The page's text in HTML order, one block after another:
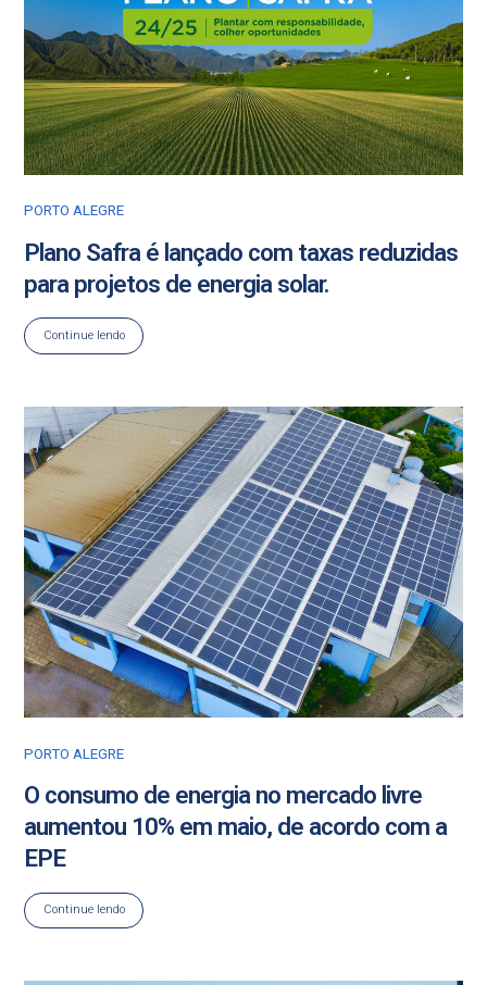
PORTO ALEGRE
Plano Safra é lançado com taxas reduzidas
para projetos de energia solar.
Continue lendo
PORTO ALEGRE
O consumo de energia no mercado livre
aumentou 10% em maio, de acordo com a
EPE
Continue lendo